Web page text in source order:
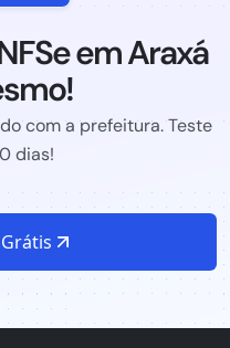
em Araxá
com a prefeitura. Teste
dias!